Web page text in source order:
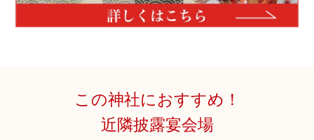
この神社におすすめ！
近隣披露宴会場